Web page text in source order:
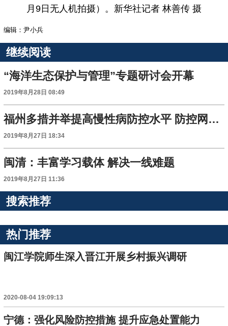
月9日无人机拍摄）。新华社记者 林善传 摄
编辑：尹小兵
继续阅读
“海洋生态保护与管理”专题研讨会开幕
2019年8月28日 08:49
福州多措并举提高慢性病防控水平 防控网络覆盖全市700多万人口
2019年8月27日 18:34
闽清：丰富学习载体 解决一线难题
2019年8月27日 11:36
搜索推荐
热门推荐
闽江学院师生深入晋江开展乡村振兴调研
2020-08-04 19:09:13
宁德：强化风险防控措施 提升应急处置能力